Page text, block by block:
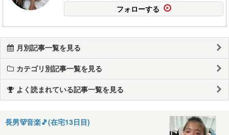
フォローする
月別記事一覧を見る
カテゴリ別記事一覧を見る
よく読まれている記事一覧を見る
長男🐻音楽🎵(在宅13日目)